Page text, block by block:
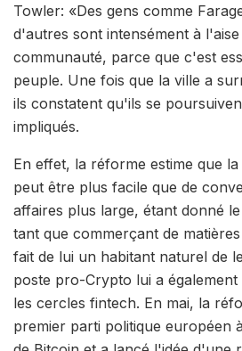
Towler: «Des gens comme
d'autres sont intensément à
communauté, parce que c'est
peuple. Une fois que la ville a
ils constatent qu'ils se
impliqués.
En effet, la réforme estime que
peut être plus facile que de
affaires plus large, étant donné
tant que commerçant de
fait de lui un habitant naturel de
poste pro-Crypto lui a également
les cercles fintech. En mai, la
premier parti politique européen